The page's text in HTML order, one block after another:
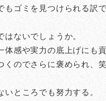
もゴミを見つけられる訳
ないでしょうか。
感や実力の底上げにも
のでさらに褒められ、
ところでも努力する。